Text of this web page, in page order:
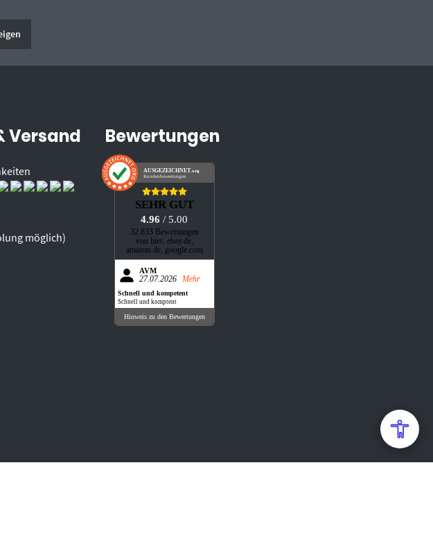
Versand
möglich)
Bewertungen
AUSGEZEICHNET .org
Kundenbewertungen
SEHR GUT
4.96/ 5.00
32.833 Bewertungen
von hier, ebay.de,
amazon.de, google.com
AVM
27.07.2026 Mehr
Schnell und kompetent
Schnell und komptent
Hinweis zu den Bewertungen